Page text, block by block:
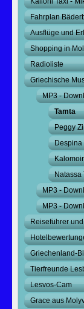
Fahrplan
Ausflüge und
Shopping in
Radioliste
Griechische
MP3 -
Tamta
Peggy
Despina
Natassa
MP3 -
MP3 -
Reiseführer
Griechenland-
Tierfreunde
Lesvos-Cam
Grace aus